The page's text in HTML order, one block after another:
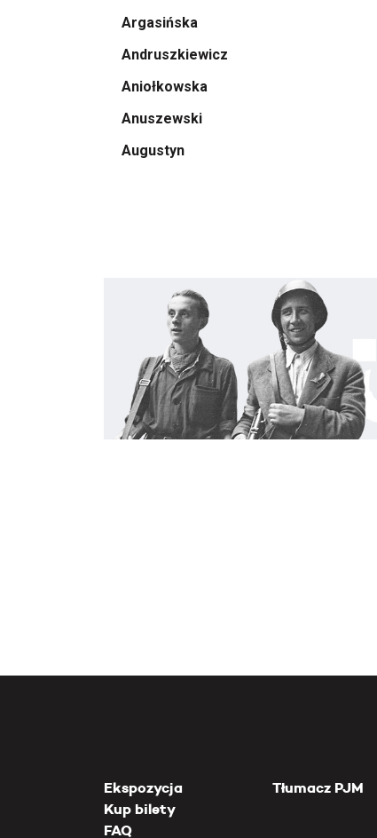
Argasińska
Andruszkiewicz
Aniołkowska
Anuszewski
Augustyn
Ekspozycja
Kup bilety
FAQ
Tłumacz PJM